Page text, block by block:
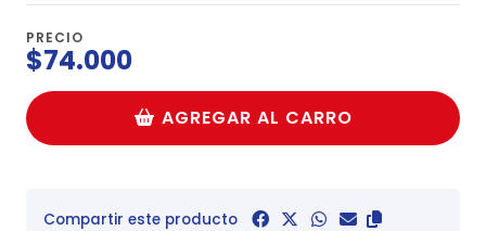
PRECIO
$74.000
AGREGAR AL CARRO
Compartir este producto